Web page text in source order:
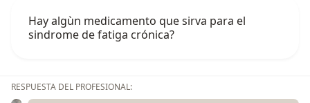
LEONARDO LARA CUELLAR MD
CC 79.569.197 DE BOGOTA. D.C
Hay algùn medicamento que sirva para el
sindrome de fatiga crónica?
RESPUESTA DEL PROFESIONAL: